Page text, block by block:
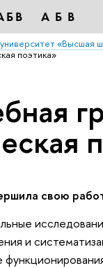
АБВ
«Высшая
поэтика»
свою
и